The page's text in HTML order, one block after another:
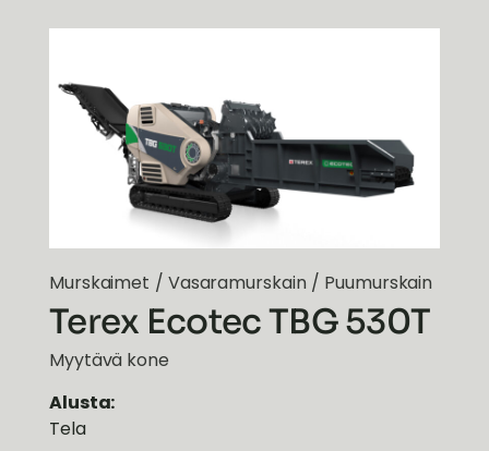
Murskaimet / Vasaramurskain / Puumurskain
Terex Ecotec TBG 530T
Myytävä kone
Alusta:
Tela